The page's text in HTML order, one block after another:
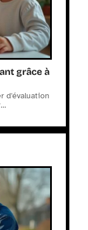
grâce à
d'évaluation
…